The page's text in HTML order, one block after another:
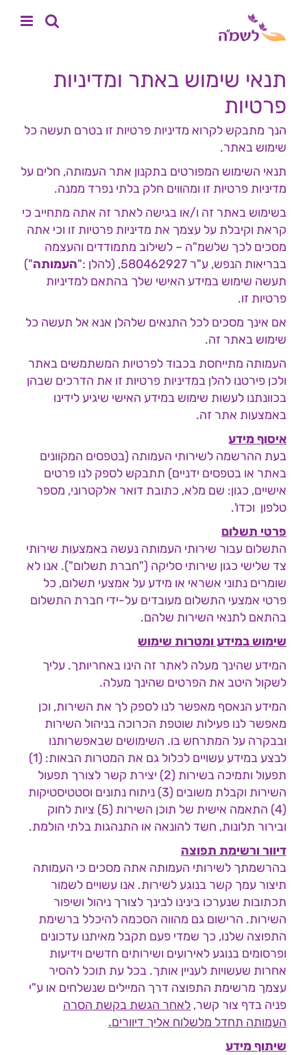
תנאי שימוש באתר ומדיניות
פרטיות
הנך מתבקש לקרוא מדיניות פרטיות זו בטרם תעשה כל
שימוש באתר.
תנאי השימוש המפורטים בתקנון אתר העמותה, חלים על
מדיניות פרטיות זו ומהווים חלק בלתי נפרד ממנה.
בשימוש באתר זה ו/או בגישה לאתר זה אתה מתחייב כי
קראת וקיבלת על עצמך את מדיניות פרטיות זו וכי אתה
מסכים לכך שלשמ"ה – לשילוב מתמודדים והעצמה
בבריאות הנפש, ע"ר 580462927, (להלן :"
העמותה")
תעשה שימוש במידע האישי שלך בהתאם למדיניות
פרטיות זו.
אם אינך מסכים לכל התנאים שלהלן אנא אל תעשה כל
שימוש באתר זה.
העמותה מתייחסת בכבוד לפרטיות המשתמשים באתר
ולכן פירטנו להלן במדיניות פרטיות זו את הדרכים שבהן
בכוונתנו לעשות שימוש במידע האישי שיגיע לידינו
באמצעות אתר זה.
איסוף מידע
בעת ההרשמה לשירותי העמותה (בטפסים המקוונים
באתר או בטפסים ידניים) תתבקש לספק לנו פרטים
אישיים, כגון: שם מלא, כתובת דואר אלקטרוני, מספר
טלפון וכדו'.
פרטי תשלום
התשלום עבור שירותי העמותה נעשה באמצעות שירותי
צד שלישי כגון שירותי סליקה ("חברת תשלום"). אנו לא
שומרים נתוני אשראי או מידע על אמצעי תשלום, כל
פרטי אמצעי התשלום מעובדים על-ידי חברת התשלום
בהתאם לתנאי השירות שלהם.
שימוש במידע ומטרות שימוש
המידע שהינך מעלה לאתר זה הינו באחריותך. עליך
לשקול היטב את הפרטים שהינך מעלה.
המידע הנאסף מאפשר לנו לספק לך את השירות, וכן
מאפשר לנו פעילות שוטפת הכרוכה בניהול השירות
ובבקרה על המתרחש בו. השימושים שבאפשרותנו
לבצע במידע עשויים לכלול גם את המטרות הבאות: (1)
תפעול ותמיכה בשירות (2) יצירת קשר לצורך תפעול
השירות וקבלת משובים (3) ניתוח נתונים וסטטיסטיקות
(4) התאמה אישית של תוכן השירות (5) ציות לחוק
ובירור תלונות, חשד להונאה או התנהגות בלתי הולמת.
דיוור ורשימת תפוצה
בהרשמתך לשירותי העמותה אתה מסכים כי העמותה
תיצור עמך קשר בנוגע לשירות. אנו עשויים לשמור
תכתובות שנערכו בינינו לבינך לצורך ניהול ושיפור
השירות. הרישום גם מהווה הסכמה להיכלל ברשימת
התפוצה שלנו, כך שמדי פעם תקבל מאיתנו עדכונים
ופרסומים בנוגע לאירועים ושירותים חדשים וידיעות
אחרות שעשויות לעניין אותך. בכל עת תוכל להסיר
עצמך מרשימת התפוצה דרך המיילים שנשלחים או ע"י
פניה בדף צור קשר, לאחר הגשת בקשת הסרה
העמותה תחדל מלשלוח אליך דיוורים.
שיתוף מידע